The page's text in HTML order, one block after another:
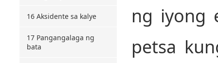
16 Aksidente sa kalye
17 Pangangalaga ng
bata
ng iyong
petsa